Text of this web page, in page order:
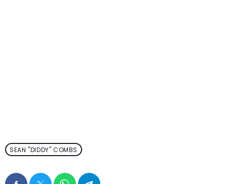
SEAN "DIDDY" COMBS